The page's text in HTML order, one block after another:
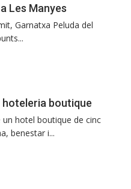
Les Manyes
Garnatxa Peluda del
hoteleria boutique
un hotel boutique de cinc
benestar i...